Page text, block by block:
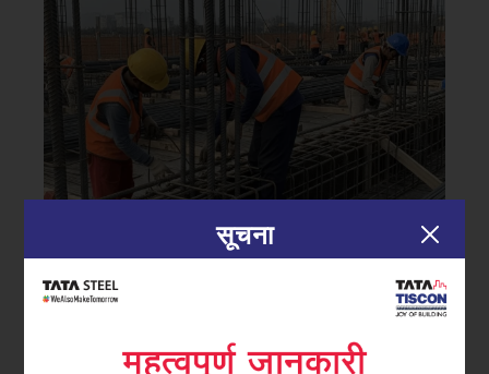
04.07.25|टिस्कॉन सुपरलिंक
सूचना